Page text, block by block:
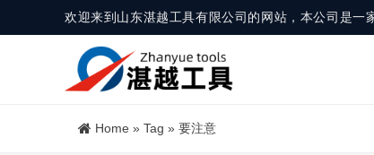
欢迎来到山东湛越工具有限公司的网站，本公司是一
Home » Tag » 要注意